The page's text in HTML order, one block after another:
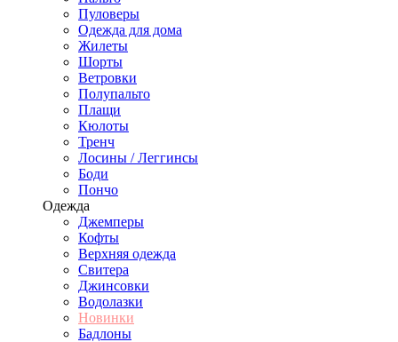
Пуловеры
Одежда для дома
Жилеты
Шорты
Ветровки
Полупальто
Плащи
Кюлоты
Тренч
Лосины / Леггинсы
Боди
Пончо
Одежда
Джемперы
Кофты
Верхняя одежда
Свитера
Джинсовки
Водолазки
Новинки
Бадлоны